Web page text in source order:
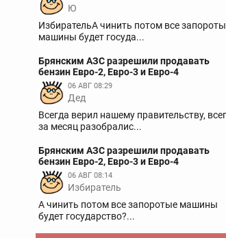
Ю
ИзбирательА чинить потом все
машины будет госуда...
Брянским АЗС разрешили продавать
бензин Евро-2, Евро-3 и Евро-4
06 АВГ 08:29
Дед
Всегда верил нашему правительству,
за месяц разобралис...
Брянским АЗС разрешили продавать
бензин Евро-2, Евро-3 и Евро-4
06 АВГ 08:14
Избиратель
А чинить потом все запоротые машины
будет государство?...